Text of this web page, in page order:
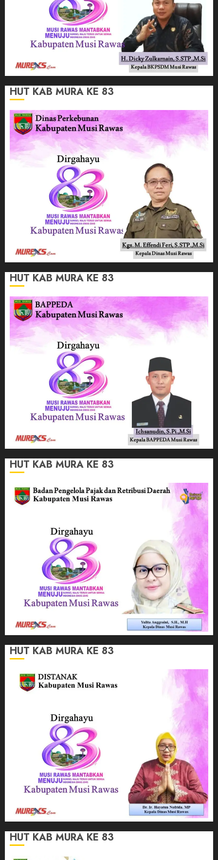
HUT KAB MURA KE 83
HUT KAB MURA KE 83
HUT KAB MURA KE 83
HUT KAB MURA KE 83
HUT KAB MURA KE 83